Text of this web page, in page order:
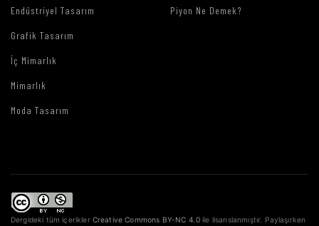
Endüstriyel Tasarım
Grafik Tasarım
İç Mimarlık
Mimarlık
Moda Tasarım
Piyon Ne Demek?
Dergideki tüm içerikler Creative Commons BY-NC 4.0 ile lisanslanmıştır. Paylaşırken